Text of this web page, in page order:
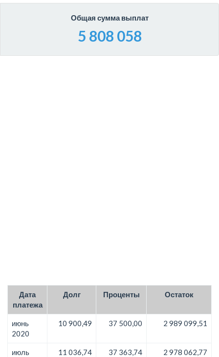
Общая сумма выплат
5 808 058
Дата
платежа
Долг Проценты Остаток
июнь
2020
10 900,49 37 500,00 2 989 099,51
июль
11 036,74 37 363,74 2 978 062,77